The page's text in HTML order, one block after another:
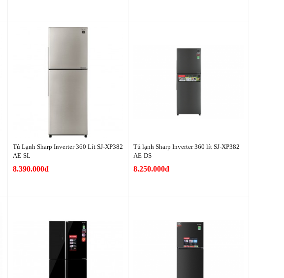
Tủ Lạnh Sharp Inverter 360 Lít SJ-XP382
AE-SL
8.390.000đ
Tủ lạnh Sharp Inverter 360 lít SJ-XP382
AE-DS
8.250.000đ